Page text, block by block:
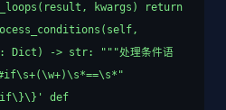
kwargs) return
Dict) -> str: """处理条件语
def